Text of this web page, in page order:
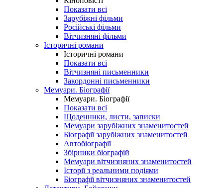
Показати всі
Зарубіжні фільми
Російські фільми
Вітчизняні фільми
Історичні романи
Історичні романи
Показати всі
Вітчизняні письменники
Закордонні письменники
Мемуари. Біографії
Мемуари. Біографії
Показати всі
Щоденники, листи, записки
Мемуари зарубіжних знаменитостей
Біографії зарубіжних знаменитостей
Автобіографії
Збірники біографій
Мемуари вітчизняних знаменитостей
Історії з реальними подіями
Біографії вітчизняних знаменитостей